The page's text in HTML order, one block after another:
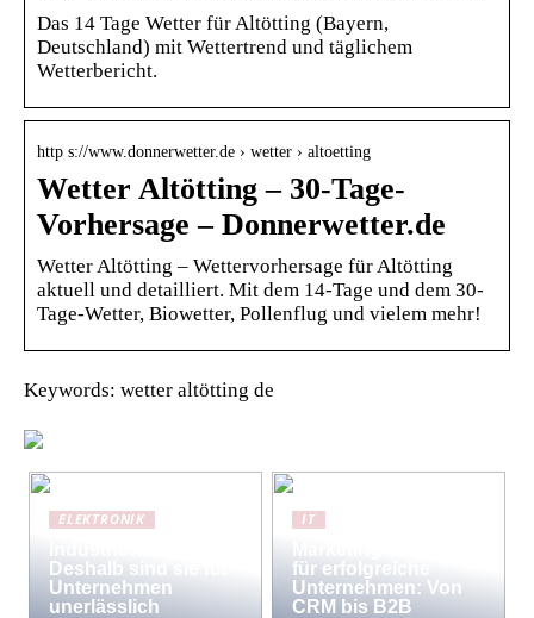
Das 14 Tage Wetter für Altötting (Bayern,
Deutschland) mit Wettertrend und täglichem
Wetterbericht.
http s://www.donnerwetter.de › wetter › altoetting
Wetter Altötting – 30-Tage-
Vorhersage – Donnerwetter.de
Wetter Altötting – Wettervorhersage für Altötting
aktuell und detailliert. Mit dem 14-Tage und dem 30-
Tage-Wetter, Biowetter, Pollenflug und vielem mehr!
Keywords: wetter altötting de
ELEKTRONIK
Deshalb sind sie für
Unternehmen
unerlässlich
IT
für erfolgreiche
Unternehmen: Von
CRM bis B2B